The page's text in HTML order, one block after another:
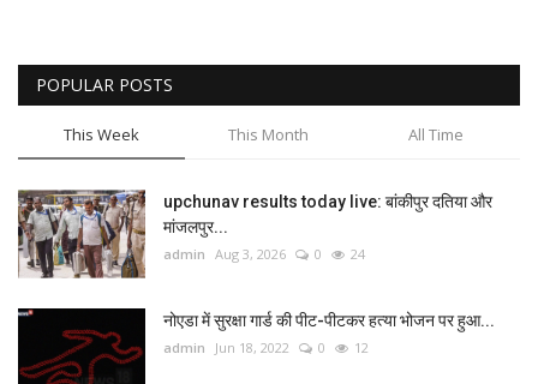
POPULAR POSTS
This Week This Month All Time
upchunav results today live: बांकीपुर दतिया और
मांजलपुर...
admin Aug 3, 2026 0 24
नोएडा में सुरक्षा गार्ड की पीट-पीटकर हत्या भोजन पर हुआ...
admin Jun 18, 2022 0 12